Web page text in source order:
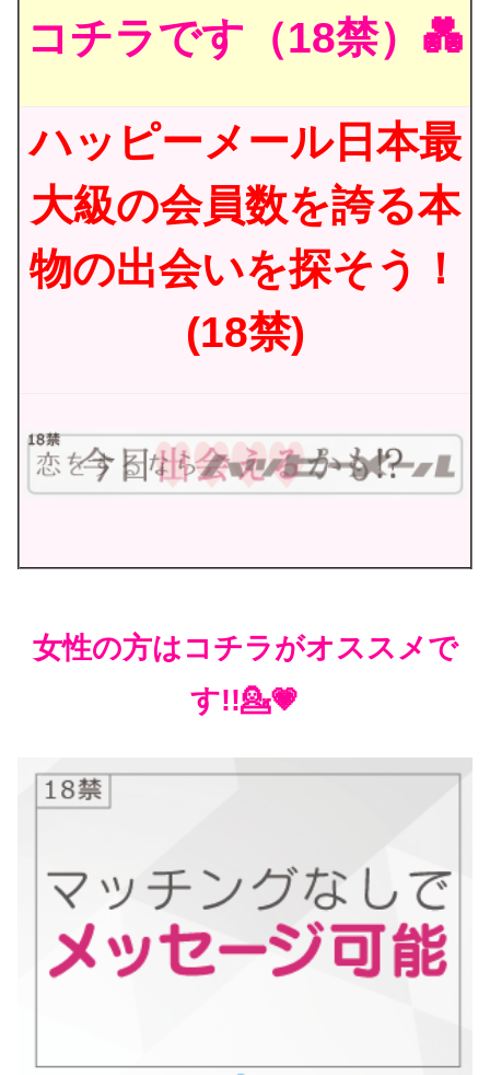
コチラです（18禁）💑
ハッピーメール日本最
大級の会員数を誇る本
物の出会いを探そう！
(18禁)
女性の方はコチラがオススメで
す!!💁💗